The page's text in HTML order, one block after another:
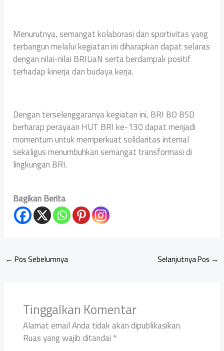
Menurutnya, semangat kolaborasi dan sportivitas yang
terbangun melalui kegiatan ini diharapkan dapat selaras
dengan nilai-nilai BRILiaN serta berdampak positif
terhadap kinerja dan budaya kerja.
Dengan terselenggaranya kegiatan ini, BRI BO BSD
berharap perayaan HUT BRI ke-130 dapat menjadi
momentum untuk memperkuat solidaritas internal
sekaligus menumbuhkan semangat transformasi di
lingkungan BRI.
Bagikan Berita
← Pos Sebelumnya Selanjutnya Pos →
Tinggalkan Komentar
Alamat email Anda tidak akan dipublikasikan.
Ruas yang wajib ditandai*